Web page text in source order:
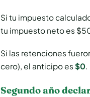
Si tu impuesto
tu impuesto neto es
Si las retenciones
cero), el anticipo es$0.
Segundo año